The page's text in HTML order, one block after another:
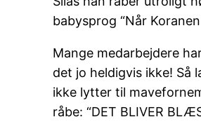
babysprog “Når
Mange medarbejdere
det jo heldigvis ikke! Så
ikke lytter til
råbe: “DET BLIVER